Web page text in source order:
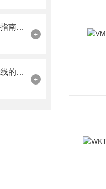
卡尔费休容量法水分仪使用指南，来详细了解下
+
在线近红外水分仪采用红外线的加热方式
+